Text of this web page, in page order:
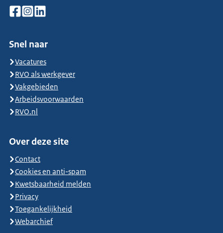
Snel naar
Vacatures
RVO als werkgever
Vakgebieden
Arbeidsvoorwaarden
RVO.nl
Over deze site
Contact
Cookies en anti-spam
Kwetsbaarheid melden
Privacy
Toegankelijkheid
Webarchief